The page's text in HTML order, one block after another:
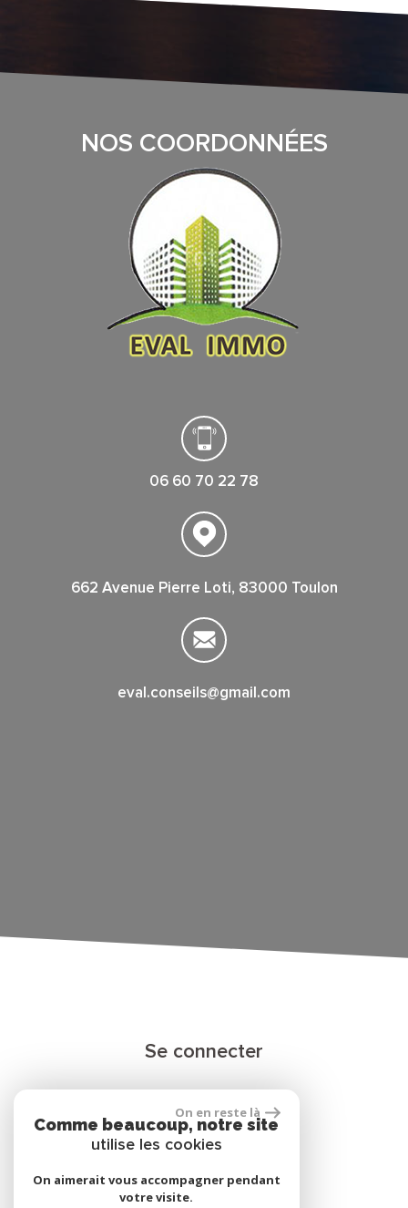
NOS COORDONNÉES
06 60 70 22 78
662 Avenue Pierre Loti, 83000 Toulon
eval.conseils@gmail.com
Se connecter
Espace propriétaire
réalisé par
On en reste là
Comme beaucoup, notre site
utilise les cookies
On aimerait vous accompagner pendant
votre visite.